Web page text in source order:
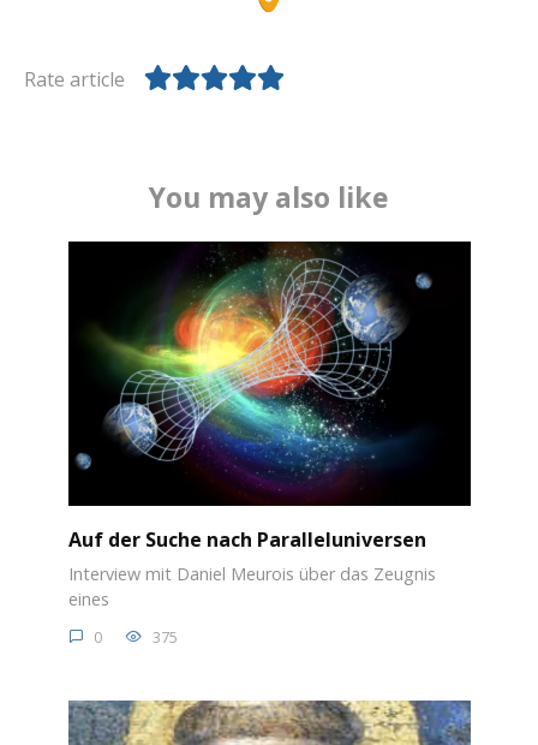
Rate article
You may also like
Auf der Suche nach Paralleluniversen
Interview mit Daniel Meurois über das Zeugnis
eines
0 375